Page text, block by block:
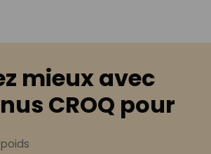
mieux avec
CROQ pour